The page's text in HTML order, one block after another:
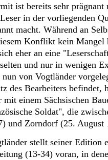
ist bereits sehr
in der vorliegenden
macht. Während an
Konflikt kein Mangel
eher an eine
und nur in wenigen
nun von Vogtländer
des Bearbeiters befindet,
mit einem Sächsischen
Soldat", die
und Zorndorf (25. August
stellt seiner Edition
(13-34) voran, in